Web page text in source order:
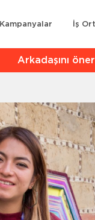
Kampanyalar İş
Arkadaşını